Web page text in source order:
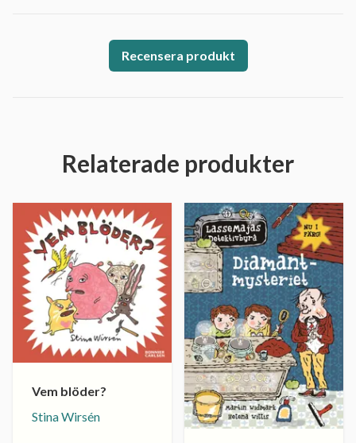
Recensera produkt
Relaterade produkter
Vem blöder?
Stina Wirsén